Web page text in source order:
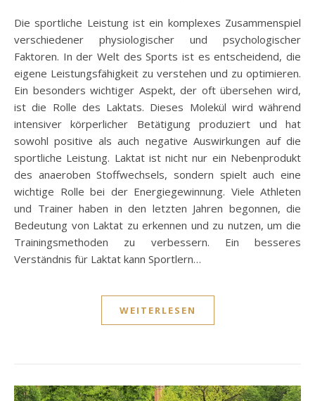
Die sportliche Leistung ist ein komplexes Zusammenspiel
verschiedener physiologischer und psychologischer
Faktoren. In der Welt des Sports ist es entscheidend, die
eigene Leistungsfähigkeit zu verstehen und zu optimieren.
Ein besonders wichtiger Aspekt, der oft übersehen wird,
ist die Rolle des Laktats. Dieses Molekül wird während
intensiver körperlicher Betätigung produziert und hat
sowohl positive als auch negative Auswirkungen auf die
sportliche Leistung. Laktat ist nicht nur ein Nebenprodukt
des anaeroben Stoffwechsels, sondern spielt auch eine
wichtige Rolle bei der Energiegewinnung. Viele Athleten
und Trainer haben in den letzten Jahren begonnen, die
Bedeutung von Laktat zu erkennen und zu nutzen, um die
Trainingsmethoden zu verbessern. Ein besseres
Verständnis für Laktat kann Sportlern…
WEITERLESEN